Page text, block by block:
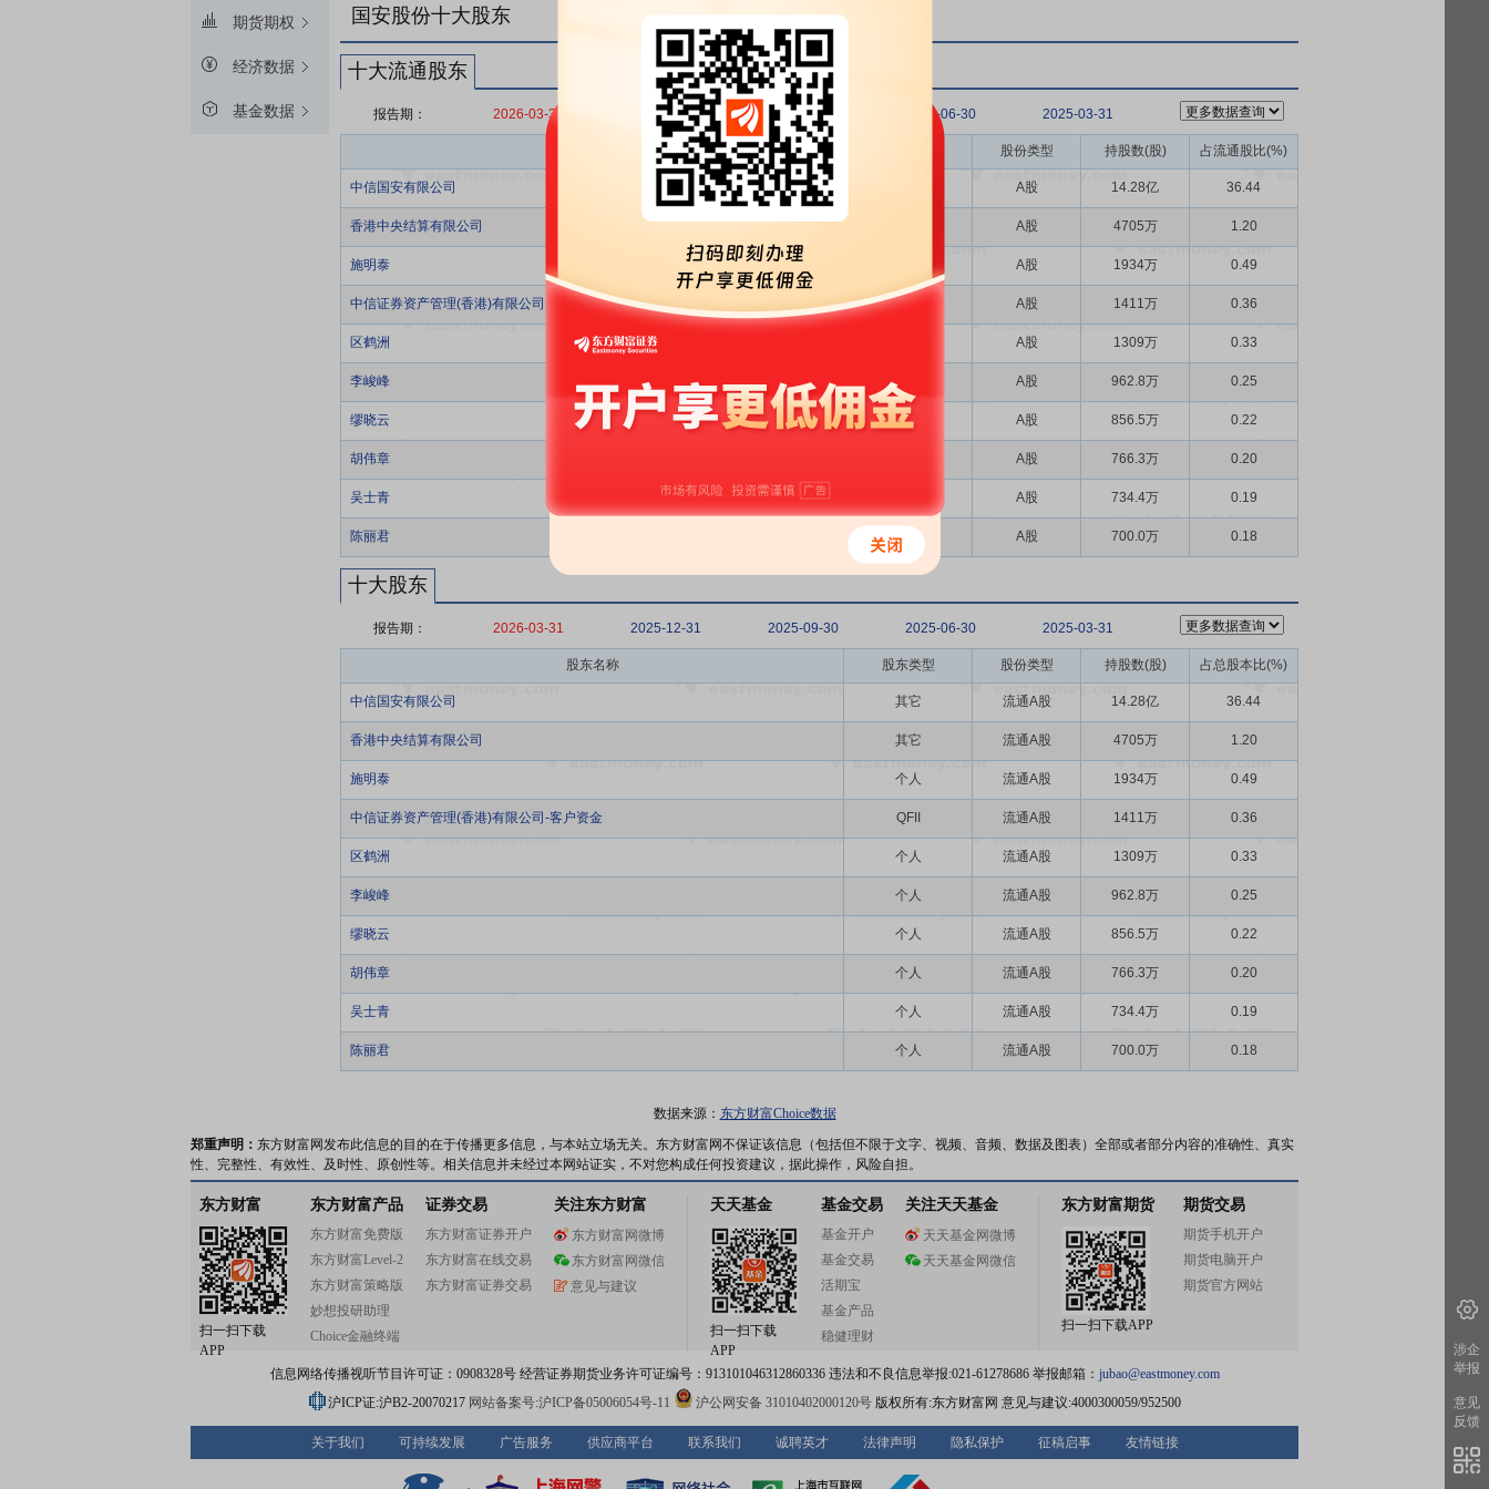
期货期权
经济数据
基金数据
国安股份十大股东
十大流通股东
报告期： 2026-03-31 2025-12-31 2025-09-30 2025-06-30 2025-03-31
股份类型 持股数(股) 占流通股比(%)
中信国安有限公司 A股 14.28亿 36.44
香港中央结算有限公司 A股 4705万 1.20
施明泰 A股 1934万 0.49
中信证券资产管理(香港)有限公司-客户资金 QFII A股 1411万 0.36
区鹤洲 A股 1309万 0.33
李峻峰 个人 A股 962.8万 0.25
缪晓云 个人 A股 856.5万 0.22
胡伟章 A股 766.3万 0.20
吴士青 A股 734.4万 0.19
陈丽君 个人 A股 700.0万 0.18
十大股东
报告期： 2026-03-31 2025-12-31 2025-09-30 2025-06-30 2025-03-31
股东名称 股东类型 股份类型 持股数(股) 占总股本比(%)
中信国安有限公司 其它 流通A股 14.28亿 36.44
香港中央结算有限公司 其它 流通A股 4705万 1.20
施明泰 个人 流通A股 1934万 0.49
中信证券资产管理(香港)有限公司-客户资金 QFII 流通A股 1411万 0.36
区鹤洲 个人 流通A股 1309万 0.33
李峻峰 个人 流通A股 962.8万 0.25
缪晓云 个人 流通A股 856.5万 0.22
胡伟章 个人 流通A股 766.3万 0.20
吴士青 个人 流通A股 734.4万 0.19
陈丽君 个人 流通A股 700.0万 0.18
数据来源： 东方财富Choice数据
郑重声明： 东方财富网发布此信息的目的在于传播更多信息，与本站立场无关。东方财富网不保证该信息（包括但不限于文字、视频、音频、数据及图表）全部或者部分内容的准确性、真实
性、完整性、有效性、及时性、原创性等。相关信息并未经过本网站证实，不对您构成任何投资建议，据此操作，风险自担。
东方财富
扫一扫下载
APP
东方财富产品
东方财富免费版
东方财富Level-2
东方财富策略版
妙想投研助理
Choice金融终端
证券交易
东方财富证券开户
东方财富在线交易
东方财富证券交易
关注东方财富
东方财富网微博
东方财富网微信
意见与建议
天天基金
扫一扫下载
APP
基金交易
基金开户
基金交易
活期宝
基金产品
稳健理财
关注天天基金
天天基金网微博
天天基金网微信
东方财富期货
扫一扫下载APP
期货交易
期货手机开户
期货电脑开户
期货官方网站
信息网络传播视听节目许可证：0908328号 经营证券期货业务许可证编号：913101046312860336 违法和不良信息举报:021-61278686 举报邮箱： jubao@eastmoney.com
沪ICP证:沪B2-20070217 网站备案号:沪ICP备05006054号-11 沪公网安备 31010402000120号版权所有:东方财富网 意见与建议:4000300059/952500
关于我们 可持续发展 广告服务 供应商平台 联系我们 诚聘英才 法律声明 隐私保护 征稿启事 友情链接
涉企
举报
意见
反馈